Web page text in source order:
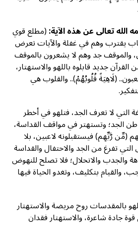
تعالى عن هذه الآية:(مطلع قوي
يقترب وهم في غفلة والآيات تعرض
جد وهم لا يشعرون بالموقف
جدید قابلوه باللهو والاستهتار،
(لَاهِيَةً قُلُوبُهُمْ).. والقلوب هي
التي لا تعرف الجد، فتلهو في أخطر
الجد؛ وتستهتر في مواقف القداسة،
(مِّن رَّبِّهِم) فيستقبلونه لاعبين، بلا
تفرغ من الجد والاحتفال والقداسة
والجدب والانحلال؛ فلا تصلح للنهوض
والقيام بتكليف، وتغدو الحياة فيها
بالمقدسات روح مريضة والاستهتار
قوة جادة شاعرة، والاستهتار فقدان